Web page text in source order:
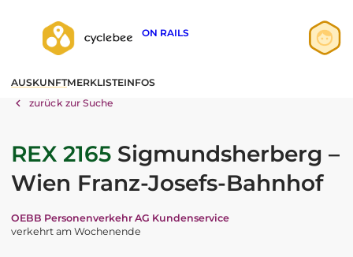
ON RAILS
AUSKUNFTMERKLISTEINFOS
zurück zur Suche
REX 2165 Sigmundsherberg –
Wien Franz-Josefs-Bahnhof
OEBB Personenverkehr AG Kundenservice
verkehrt am Wochenende